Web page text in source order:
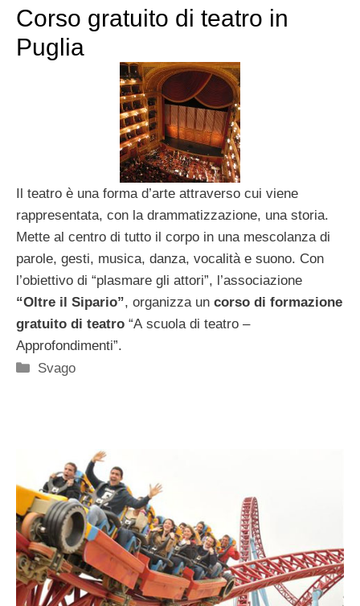
Corso gratuito di teatro in
Puglia
Il teatro è una forma d’arte attraverso cui viene
rappresentata, con la drammatizzazione, una storia.
Mette al centro di tutto il corpo in una mescolanza di
parole, gesti, musica, danza, vocalità e suono. Con
l’obiettivo di “plasmare gli attori”, l’associazione
“Oltre il Sipario”, organizza un corso di formazione
gratuito di teatro “A scuola di teatro –
Approfondimenti”.
Categorie
Svago